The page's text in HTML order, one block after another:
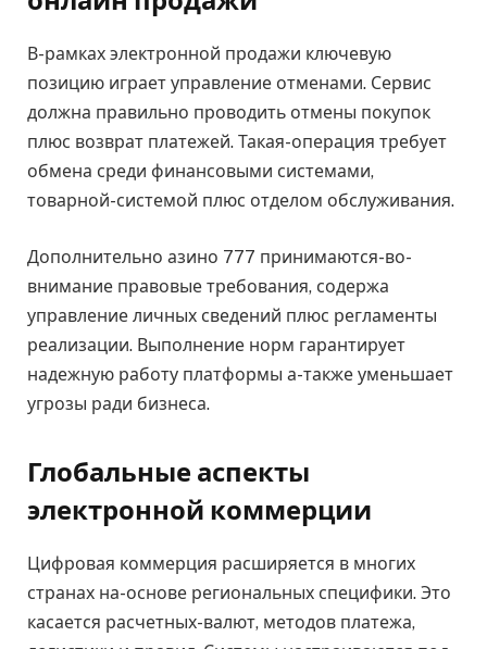
В-рамках электронной продажи ключевую
позицию играет управление отменами. Сервис
должна правильно проводить отмены покупок
плюс возврат платежей. Такая-операция требует
обмена среди финансовыми системами,
товарной-системой плюс отделом обслуживания.
Дополнительно азино 777 принимаются-во-
внимание правовые требования, содержа
управление личных сведений плюс регламенты
реализации. Выполнение норм гарантирует
надежную работу платформы а-также уменьшает
угрозы ради бизнеса.
Глобальные аспекты
электронной коммерции
Цифровая коммерция расширяется в многих
странах на-основе региональных специфики. Это
касается расчетных-валют, методов платежа,